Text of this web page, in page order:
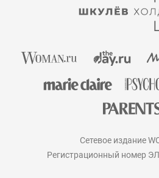
Сетевое издание
Регистрационный номер